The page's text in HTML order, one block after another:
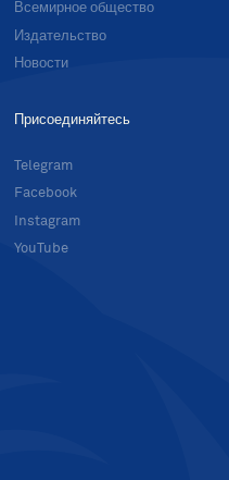
Всемирное общество
Издательство
Новости
Присоединяйтесь
Telegram
Facebook
Instagram
YouTube